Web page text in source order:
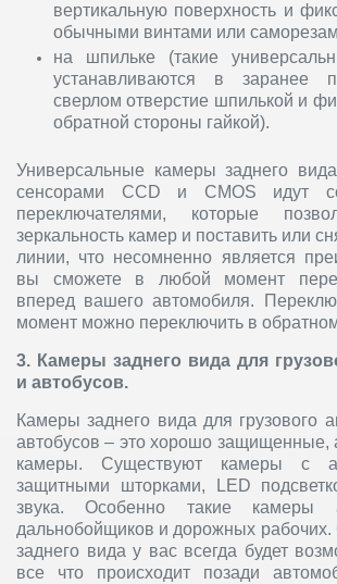
вертикальную поверхность и
обычными винтами или
на шпильке (такие
устанавливаются в заранее
сверлом отверстие шпилькой и
обратной стороны гайкой).
Универсальные камеры заднего
сенсорами CCD и CMOS идут
переключателями, которые
зеркальность камер и поставить или
линии, что несомненно является
вы сможете в любой момент
вперед вашего автомобиля.
момент можно переключить в
3. Камеры заднего вида для
и автобусов.
Камеры заднего вида для грузового
автобусов – это хорошо защищенные,
камеры. Существуют камеры с
защитными шторками, LED
звука. Особенно такие камеры
дальнобойщиков и дорожных рабочих.
заднего вида у вас всегда будет
все что происходит позади